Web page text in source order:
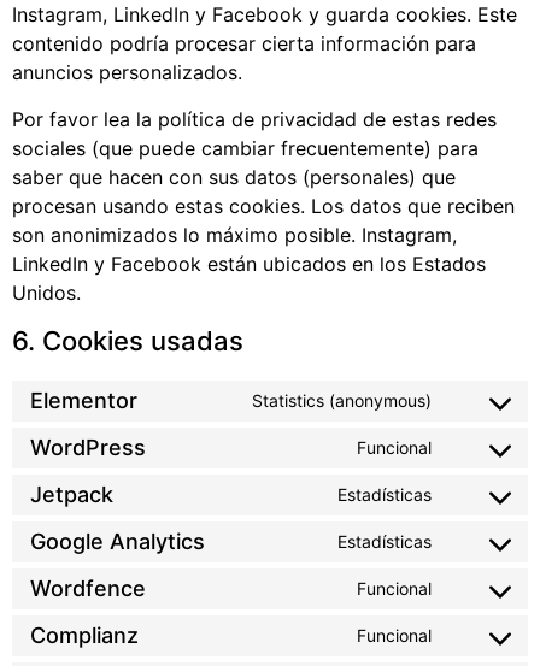
Instagram, LinkedIn y Facebook y guarda cookies. Este
contenido podría procesar cierta información para
anuncios personalizados.
Por favor lea la política de privacidad de estas redes
sociales (que puede cambiar frecuentemente) para
saber que hacen con sus datos (personales) que
procesan usando estas cookies. Los datos que reciben
son anonimizados lo máximo posible. Instagram,
LinkedIn y Facebook están ubicados en los Estados
Unidos.
6. Cookies usadas
Elementor Statistics (anonymous)
WordPress Funcional
Jetpack Estadísticas
Google Analytics Estadísticas
Wordfence Funcional
Complianz Funcional